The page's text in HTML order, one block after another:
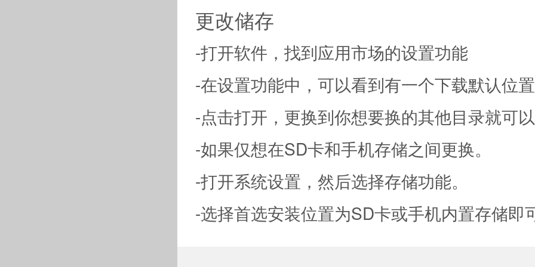
更改储存
-打开软件，找到应用市场的设置功能
-在设置功能中，可以看到有一个下载默认位置
-点击打开，更换到你想要换的其他目录就可以
-如果仅想在SD卡和手机存储之间更换。
-打开系统设置，然后选择存储功能。
-选择首选安装位置为SD卡或手机内置存储即